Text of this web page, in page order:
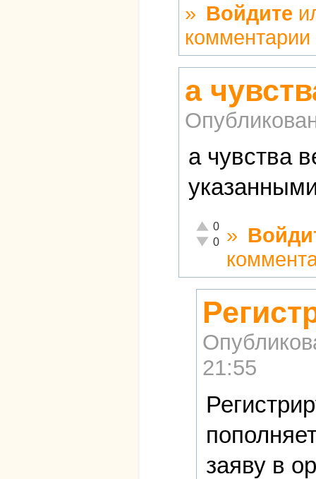
» Войдите
комментарии
а
а чувства
Отлично!
0
Неадекватно!
0 »
21:55
заяву в